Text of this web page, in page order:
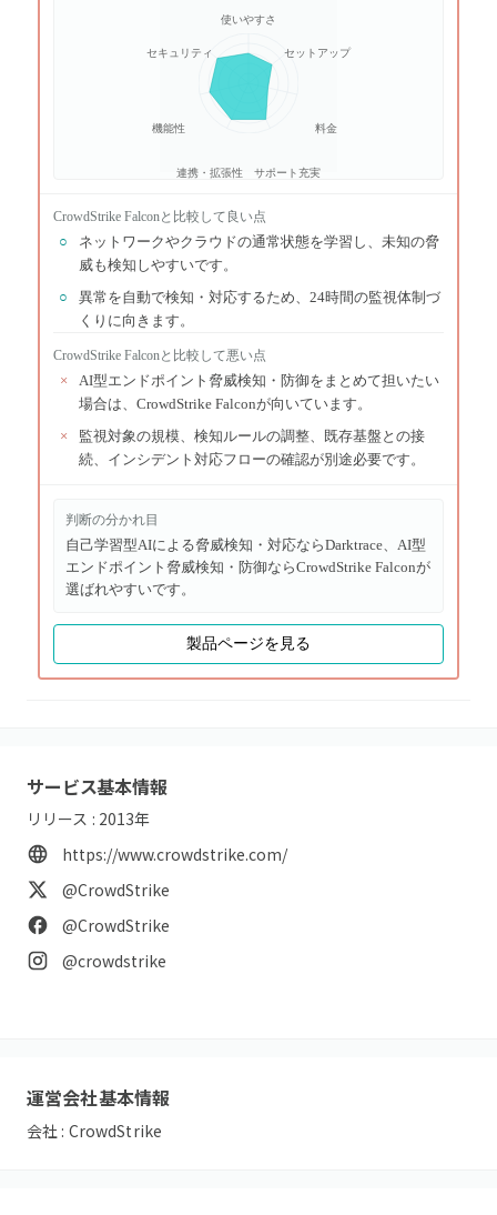
使いやすさ
セットアップ
料金
サポート充実
連携・拡張性
機能性
セキュリティ
CrowdStrike Falconと比較して良い点
○
ネットワークやクラウドの通常状態を学習し、未知の脅
威も検知しやすいです。
○
異常を自動で検知・対応するため、24時間の監視体制づ
くりに向きます。
CrowdStrike Falconと比較して悪い点
×
AI型エンドポイント脅威検知・防御をまとめて担いたい
場合は、CrowdStrike Falconが向いています。
×
監視対象の規模、検知ルールの調整、既存基盤との接
続、インシデント対応フローの確認が別途必要です。
判断の分かれ目
自己学習型AIによる脅威検知・対応ならDarktrace、AI型
エンドポイント脅威検知・防御ならCrowdStrike Falconが
選ばれやすいです。
製品ページを見る
サービス基本情報
リリース : 2013年
https://www.crowdstrike.com/
@CrowdStrike
@CrowdStrike
@crowdstrike
運営会社基本情報
会社 : CrowdStrike